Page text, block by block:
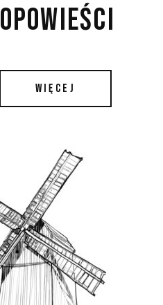
OPOWIEŚCI
WIĘCEJ